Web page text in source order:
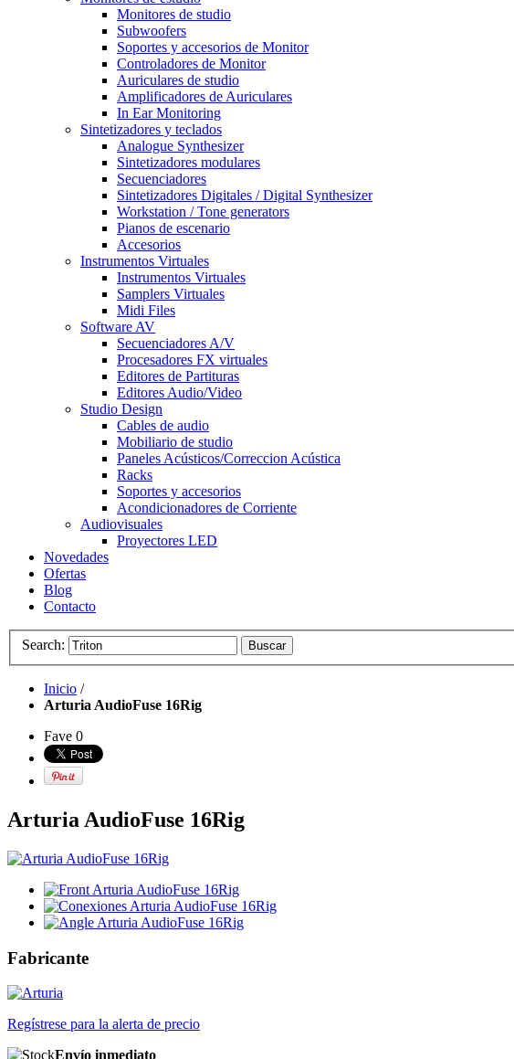
Monitores de studio
Subwoofers
Soportes y accesorios de Monitor
Controladores de Monitor
Auriculares de studio
Amplificadores de Auriculares
In Ear Monitoring
Sintetizadores y teclados
Analogue Synthesizer
Sintetizadores modulares
Secuenciadores
Sintetizadores Digitales / Digital Synthesizer
Workstation / Tone generators
Pianos de escenario
Accesorios
Instrumentos Virtuales
Instrumentos Virtuales
Samplers Virtuales
Midi Files
Software AV
Secuenciadores A/V
Procesadores FX virtuales
Editores de Partituras
Editores Audio/Video
Studio Design
Cables de audio
Mobiliario de studio
Paneles Acústicos/Correccion Acústica
Racks
Soportes y accesorios
Acondicionadores de Corriente
Audiovisuales
Proyectores LED
Novedades
Ofertas
Blog
Contacto
Search: Buscar
Inicio /
Arturia AudioFuse 16Rig
Fave 0
Arturia AudioFuse 16Rig
Fabricante
Regístrese para la alerta de precio
Envío inmediato